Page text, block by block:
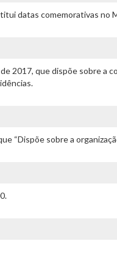
datas comemorativas no
2017, que dispõe sobre a
“Dispõe sobre a